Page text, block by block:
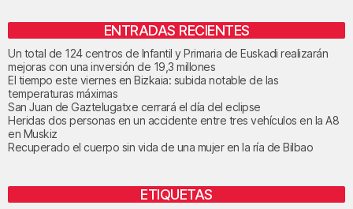
ENTRADAS RECIENTES
Un total de 124 centros de Infantil y Primaria de Euskadi realizarán
mejoras con una inversión de 19,3 millones
El tiempo este viernes en Bizkaia: subida notable de las
temperaturas máximas
San Juan de Gaztelugatxe cerrará el día del eclipse
Heridas dos personas en un accidente entre tres vehículos en la A8
en Muskiz
Recuperado el cuerpo sin vida de una mujer en la ría de Bilbao
ETIQUETAS